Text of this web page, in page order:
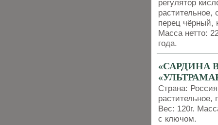
регулятор
перец чёрный,
Масса нетто:
года.
«САРДИНА
Страна:
растительное,
Вес: 120г.
с ключом.